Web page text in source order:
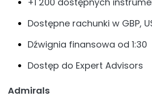
Dostępne rachunki w GBP,
Dźwignia finansowa od 1:30
Dostęp do Expert Advisors
Admirals